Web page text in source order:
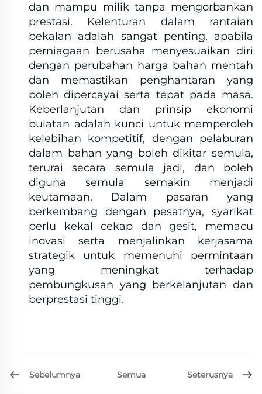
dan mampu milik tanpa mengorbankan
prestasi. Kelenturan dalam rantaian
bekalan adalah sangat penting, apabila
perniagaan berusaha menyesuaikan diri
dengan perubahan harga bahan mentah
dan memastikan penghantaran yang
boleh dipercayai serta tepat pada masa.
Keberlanjutan dan prinsip ekonomi
bulatan adalah kunci untuk memperoleh
kelebihan kompetitif, dengan pelaburan
dalam bahan yang boleh dikitar semula,
terurai secara semula jadi, dan boleh
diguna semula semakin menjadi
keutamaan. Dalam pasaran yang
berkembang dengan pesatnya, syarikat
perlu kekal cekap dan gesit, memacu
inovasi serta menjalinkan kerjasama
strategik untuk memenuhi permintaan
yang meningkat terhadap
pembungkusan yang berkelanjutan dan
berprestasi tinggi.
Sebelumnya Semua Seterusnya